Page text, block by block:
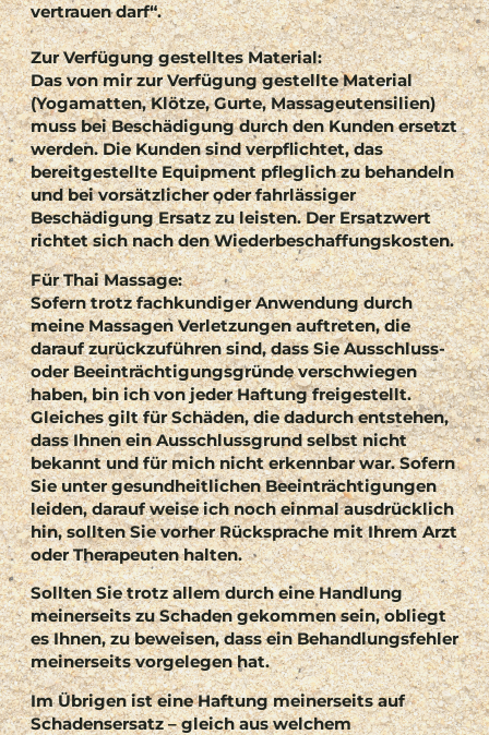
vertrauen darf“.
Zur Verfügung gestelltes Material:
Das von mir zur Verfügung gestellte Material
(Yogamatten, Klötze, Gurte, Massageutensilien)
muss bei Beschädigung durch den Kunden ersetzt
werden. Die Kunden sind verpflichtet, das
bereitgestellte Equipment pfleglich zu behandeln
und bei vorsätzlicher oder fahrlässiger
Beschädigung Ersatz zu leisten. Der Ersatzwert
richtet sich nach den Wiederbeschaffungskosten.
Für Thai Massage:
Sofern trotz fachkundiger Anwendung durch
meine Massagen Verletzungen auftreten, die
darauf zurückzuführen sind, dass Sie Ausschluss-
oder Beeinträchtigungsgründe verschwiegen
haben, bin ich von jeder Haftung freigestellt.
Gleiches gilt für Schäden, die dadurch entstehen,
dass Ihnen ein Ausschlussgrund selbst nicht
bekannt und für mich nicht erkennbar war. Sofern
Sie unter gesundheitlichen Beeinträchtigungen
leiden, darauf weise ich noch einmal ausdrücklich
hin, sollten Sie vorher Rücksprache mit Ihrem Arzt
oder Therapeuten halten.
Sollten Sie trotz allem durch eine Handlung
meinerseits zu Schaden gekommen sein, obliegt
es Ihnen, zu beweisen, dass ein Behandlungsfehler
meinerseits vorgelegen hat.
Im Übrigen ist eine Haftung meinerseits auf
Schadensersatz – gleich aus welchem